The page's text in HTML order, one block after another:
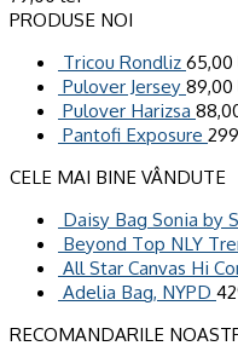
PRODUSE NOI
Tricou Rondliz 65,00
Pulover Jersey 89,00
Pulover Harizsa
Pantofi Exposure
CELE MAI BINE VÂNDUTE
Daisy Bag Sonia by
Beyond Top NLY
All Star Canvas Hi
Adelia Bag, NYPD
RECOMANDARILE